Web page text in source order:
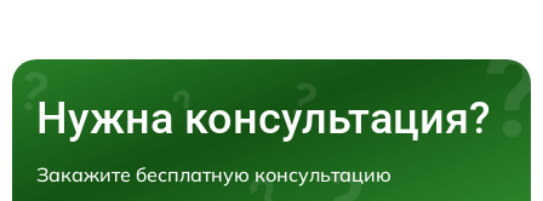
Нужна консультация?
Закажите бесплатную консультацию